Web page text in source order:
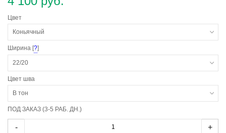
Цвет
Коньячный
Ширина [?]
22/20
Цвет шва
В тон
ПОД ЗАКАЗ (3-5 РАБ. ДН.)
- +